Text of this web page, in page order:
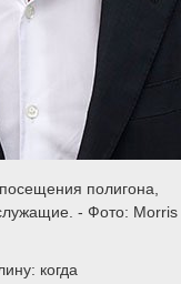
полигона,
- Фото: Morris
когда